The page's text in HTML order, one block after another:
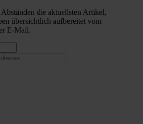
die aktuellsten Artikel,
übersichtlich aufbereitet vom
E-Mail.